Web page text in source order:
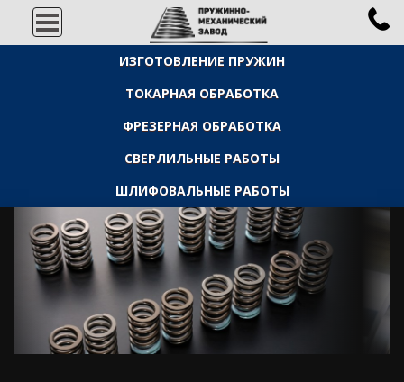
ИЗГОТОВЛЕНИЕ ПРУЖИН
ТОКАРНАЯ ОБРАБОТКА
ФРЕЗЕРНАЯ ОБРАБОТКА
СВЕРЛИЛЬНЫЕ РАБОТЫ
ШЛИФОВАЛЬНЫЕ РАБОТЫ